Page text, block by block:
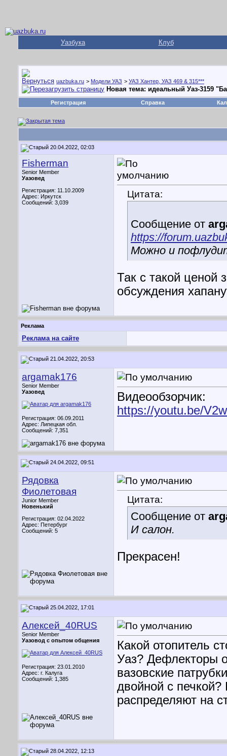
Уазбука Клуб
uazbuka.ru > Модели УАЗ > УАЗ Хантер, УАЗ 469 & 315***
Новая тема: идеальный Уаз-3159
Регистрация Справка
20.04.2022, 02:03
Fisherman
Senior Member
Уазовед
Регистрация: 11.10.2009
Адрес: Иркутск
Сообщений: 3,039
Цитата:
Сообщение от
https://
Можно и
Так с такой ценой
обсуждения
Реклама
Реклама на сайте
21.04.2022, 20:53
argamak176
Senior Member
Уазовед
Регистрация: 06.09.2011
Адрес: Липецкая обл.
Сообщений: 7,351
Видеообзорчик:
https://youtu.be/
24.04.2022, 09:51
Рядовка
Фиолетовая
Junior Member
Новенький
Регистрация: 02.04.2022
Адрес: Петербург
Сообщений: 5
Цитата:
Сообщение от
И салон.
Прекрасен!
25.04.2022, 17:01
Алексей_40RUS
Senior Member
Уазовод с опытом общения
Регистрация: 23.01.2010
Адрес: г. Калуга
Сообщений: 1,385
Какой отопитель
Уаз? Дефлекторы
вазовские
двойной с печкой?
распределяют на
28.04.2022, 12:13